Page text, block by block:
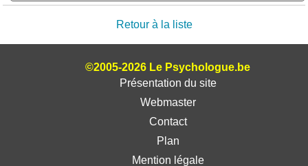
Retour à la liste
©2005-2026 Le Psychologue.be
Présentation du site
Webmaster
Contact
Plan
Mention légale